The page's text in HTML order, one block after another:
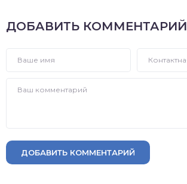
ДОБАВИТЬ КОММЕНТАРИЙ
ДОБАВИТЬ КОММЕНТАРИЙ